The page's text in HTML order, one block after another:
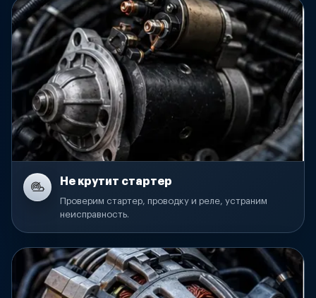
Не крутит стартер
Проверим стартер, проводку и реле, устраним
неисправность.